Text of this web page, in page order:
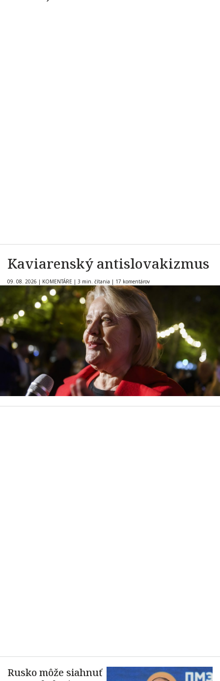
Kaviarenský antislovakizmus
09. 08. 2026 | KOMENTÁRE | 3 min. čítania | 17 komentárov
Rusko môže siahnuť